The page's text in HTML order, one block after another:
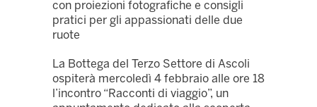
con proiezioni fotografiche e consigli
pratici per gli appassionati delle due
ruote
La Bottega del Terzo Settore di Ascoli
ospiterà mercoledì 4 febbraio alle ore 18
l’incontro “Racconti di viaggio”, un